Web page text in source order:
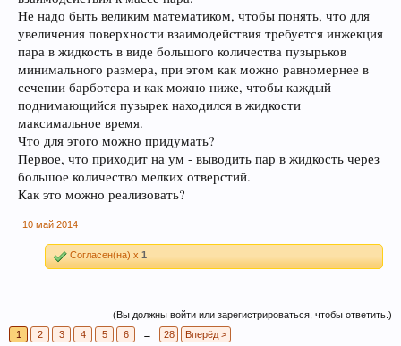
Не надо быть великим математиком, чтобы понять, что для
увеличения поверхности взаимодействия требуется инжекция
пара в жидкость в виде большого количества пузырьков
минимального размера, при этом как можно равномернее в
сечении барботера и как можно ниже, чтобы каждый
поднимающийся пузырек находился в жидкости
максимальное время.
Что для этого можно придумать?
Первое, что приходит на ум - выводить пар в жидкость через
большое количество мелких отверстий.
Как это можно реализовать?
10 май 2014
Согласен(на) x 1
(Вы должны войти или зарегистрироваться, чтобы ответить.)
1
2 3 4 5 6 → 28 Вперёд >